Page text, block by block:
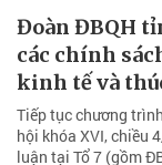
Đoàn ĐBQH
các chính
kinh tế và
Tiếp tục chương
hội khóa XVI, chiều
luận tại Tổ 7 (gồm